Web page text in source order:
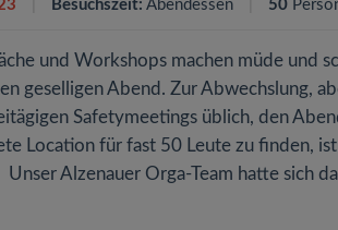
Besuchszeit: Abendessen 50
und Workshops machen müde und
geselligen Abend. Zur Abwechslung,
Safetymeetings üblich, den
Location für fast 50 Leute zu finden,
Alzenauer Orga-Team hatte sich